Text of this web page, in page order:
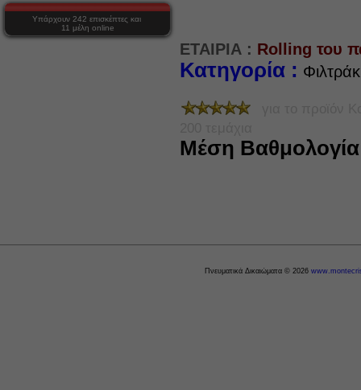
Υπάρχουν 242 επισκέπτες και
11 μέλη online
ΕΤΑΙΡΙΑ : Rolling του
Κατηγορία :
Μέση
Πνευματικά Δικαιώματα © 2026